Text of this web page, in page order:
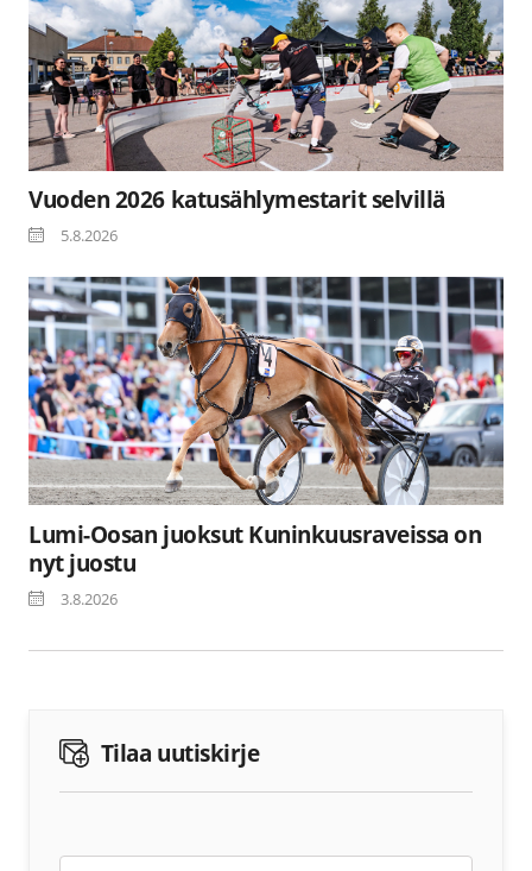
Vuoden 2026 katusählymestarit selvillä
5.8.2026
Lumi-Oosan juoksut Kuninkuusraveissa on
nyt juostu
3.8.2026
Tilaa uutiskirje